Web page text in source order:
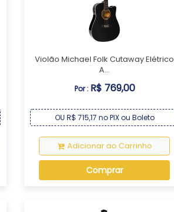
Violão Michael Folk Cutaway Elétrico
A...
Por : R$ 769,00
OU R$ 715,17 no PIX ou Boleto
Adicionar ao Carrinho
Comprar